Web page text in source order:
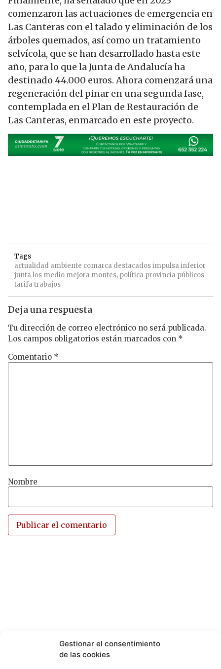
Gestionar el consentimiento
de las cookies
comenzaron las actuaciones de emergencia en
Las Canteras con el talado y eliminación de los
árboles quemados, así como un tratamiento
selvícola, que se han desarrollado hasta este
año, para lo que la Junta de Andalucía ha
destinado 44.000 euros. Ahora comenzará una
regeneración del pinar en una segunda fase,
contemplada en el Plan de Restauración de
Las Canteras, enmarcado en este proyecto.
Tags
actualidad ambiente comarca destacadosimpulsa inferior
junta los medio mejora montes, política provincia públicos
tarifa trabajos
Deja una respuesta
Tu dirección de correo electrónico no será publicada.
Los campos obligatorios están marcados con *
Comentario *
Nombre